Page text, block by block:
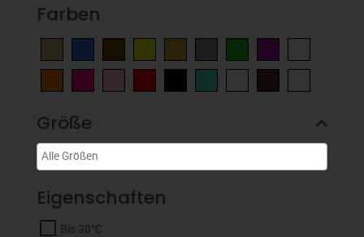
Farben
Größe
Eigenschaften
Bis 30°C